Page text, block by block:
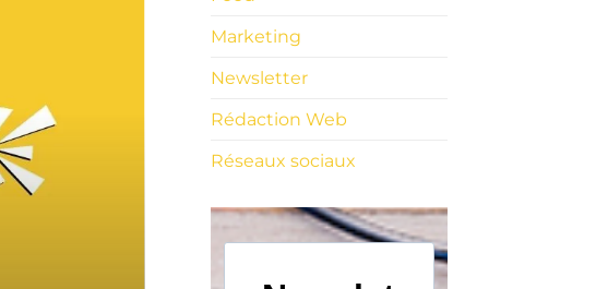
Marketing
Newsletter
Rédaction Web
Réseaux sociaux